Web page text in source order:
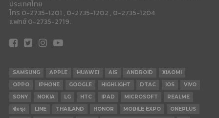
ประเทศไทย
โทร 0-2735-1201 , 0-2735-1202 , 0-2735-1204
แฟกซ์ 0-2735-2719.
SAMSUNG APPLE HUAWEI AIS ANDROID
XIAOMI
OPPO
IPHONE GOOGLE HIGHLIGHT DTAC IOS
VIVO
SONY
NOKIA LG HTC IPAD MICROSOFT
REALME
ซัมซุง
LINE THAILAND HONOR MOBILE EXPO
ONEPLUS